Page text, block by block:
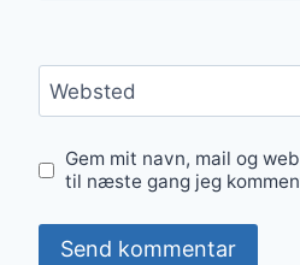
Websted
Gem mit navn, mail og
til næste gang jeg